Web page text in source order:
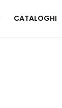
CATALOGHI